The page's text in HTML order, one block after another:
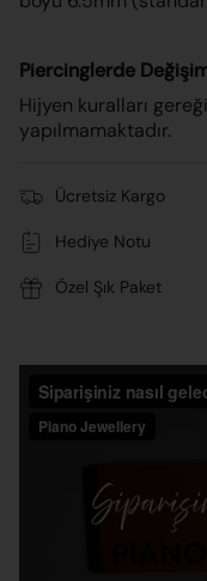
Piercinglerde
Hijyen kuralları
yapılmamaktadır.
Ücretsiz Kargo
Hediye Notu
Özel Şık Paket